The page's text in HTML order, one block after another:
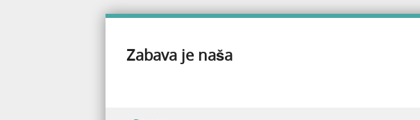
Zabava je naša
Skip to content